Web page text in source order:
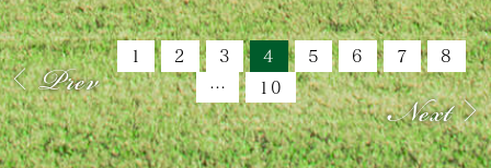
Prev 1 2 3 4 5 6 7
8
…
10 Next